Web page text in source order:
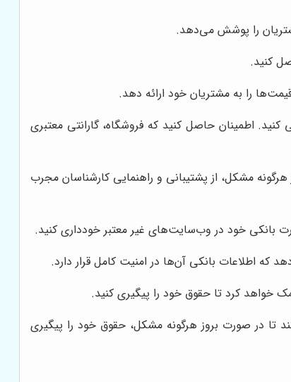
مشتریان را پوشش می‌دهد.
کنید.
را به مشتریان خود ارائه دهد.
اطمینان حاصل کنید که فروشگاه، گارانتی معتبری
مشکل، از پشتیبانی و راهنمایی کارشناسان مجرب
بانکی خود در وب‌سایت‌های غیر معتبر خودداری کنید.
که اطلاعات بانکی آن‌ها در امنیت کامل قرار دارد.
خواهد کرد تا حقوق خود را پیگیری کنید.
تا در صورت بروز هرگونه مشکل، حقوق خود را پیگیری